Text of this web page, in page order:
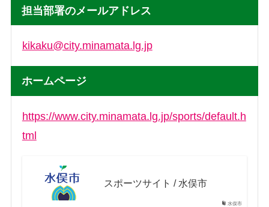
担当部署のメールアドレス
kikaku@city.minamata.lg.jp
ホームページ
https://www.city.minamata.lg.jp/sports/default.h
tml
水俣市
スポーツサイト / 水俣市